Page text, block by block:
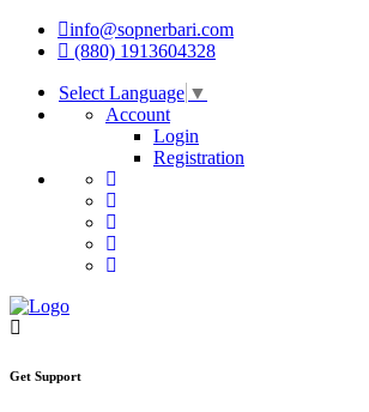
info@sopnerbari.com
(880) 1913604328
Select Language ▼
Account
Login
Registration
Get Support